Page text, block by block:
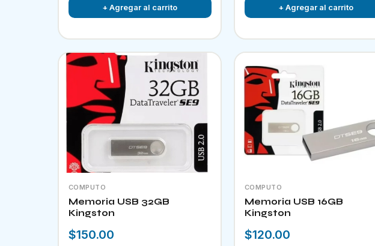
+ Agregar al carrito + Agregar al carrito
COMPUTO
Memoria USB 32GB
Kingston
$150.00
COMPUTO
Memoria USB 16GB
Kingston
$120.00